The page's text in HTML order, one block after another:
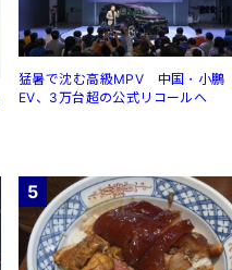
猛暑で沈む高級MPV 中国・小鵬
EV、3万台超の公式リコールへ
5